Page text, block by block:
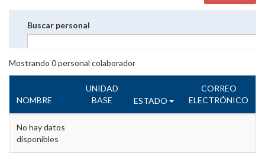
Buscar personal
Mostrando 0personal colaborador
NOMBRE
UNIDAD
BASE
ESTADO
CORREO
ELECTRÓNICO
No hay datos
disponibles